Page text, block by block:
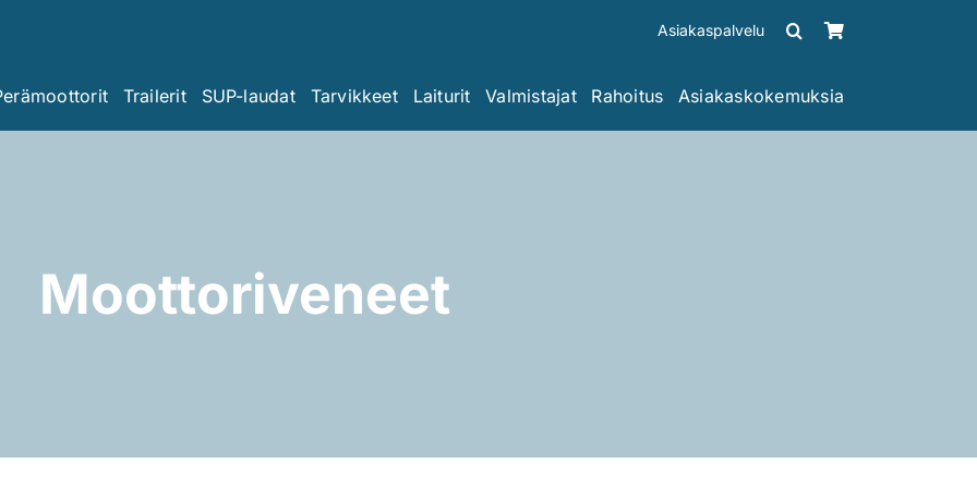
Asiakaspalvelu
Trailerit SUP-laudat Tarvikkeet Laiturit Valmistajat Rahoitus Asiakaskokemuksia
Moottoriveneet